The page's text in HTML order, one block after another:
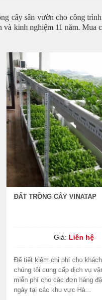
cây sân vườn cho công
kinh nghiệm 11 năm. Mua
ĐẤT TRỒNG CÂY VINATAP
Giá: Liên hệ
Để tiết kiệm chi phí cho khách
chúng tôi cung cấp dịch vụ
miễn phí cho các đơn hàng
ngày tại các khu vực Hà...